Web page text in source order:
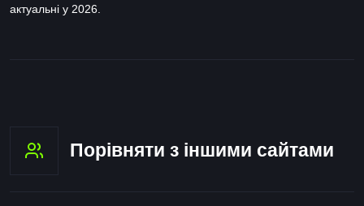
актуальні у 2026.
Порівняти з іншими сайтами